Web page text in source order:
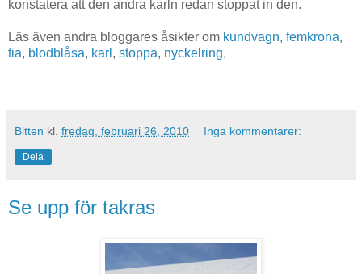
konstatera att den andra karln redan stoppat in den.
Läs även andra bloggares åsikter om kundvagn, femkrona,
tia, blodblåsa, karl , stoppa, nyckelring,
Bitten kl. fredag, februari 26, 2010 Inga kommentarer:
Dela
Se upp för takras